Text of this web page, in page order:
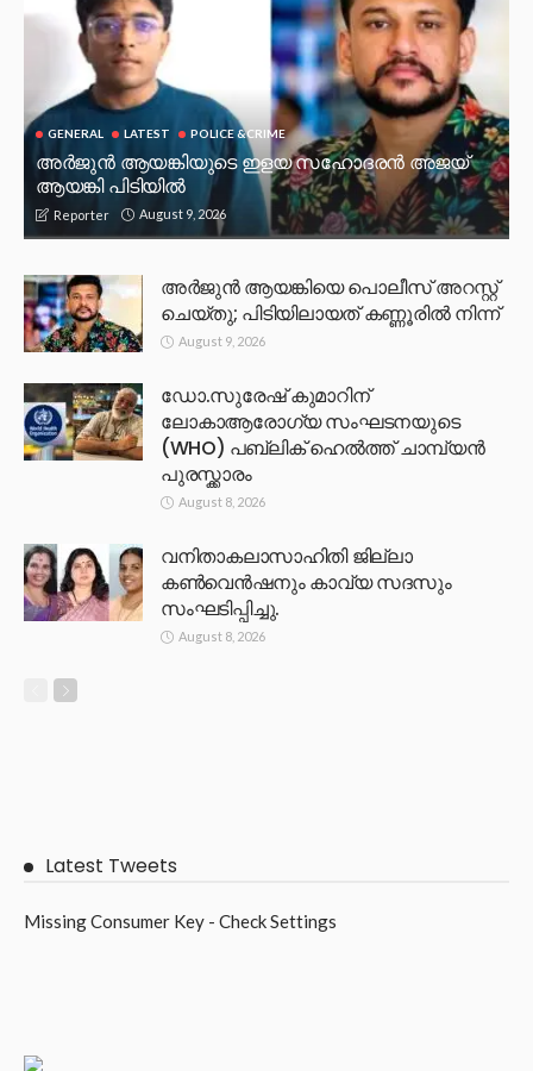
GENERAL LATEST POLICE &CRIME
അർജുൻ ആയങ്കിയുടെ ഇളയ സഹോദരൻ അജയ്
ആയങ്കി പിടിയിൽ
Reporter August 9, 2026
അർജുൻ ആയങ്കിയെ പൊലീസ് അറസ്റ്റ്
ചെയ്‌തു; പിടിയിലായത് കണ്ണൂരിൽ നിന്ന്
August 9, 2026
ഡോ.സുരേഷ് കുമാറിന്
ലോകാആരോഗ്യ സംഘടനയുടെ
(WHO) പബ്ലിക് ഹെൽത്ത് ചാമ്പ്യൻ
പുരസ്ക്കാരം
August 8, 2026
വനിതാകലാസാഹിതി ജില്ലാ
കൺവെൻഷനും കാവ്യ സദസും
സംഘടിപ്പിച്ചു.
August 8, 2026
Latest Tweets
Missing Consumer Key - Check Settings